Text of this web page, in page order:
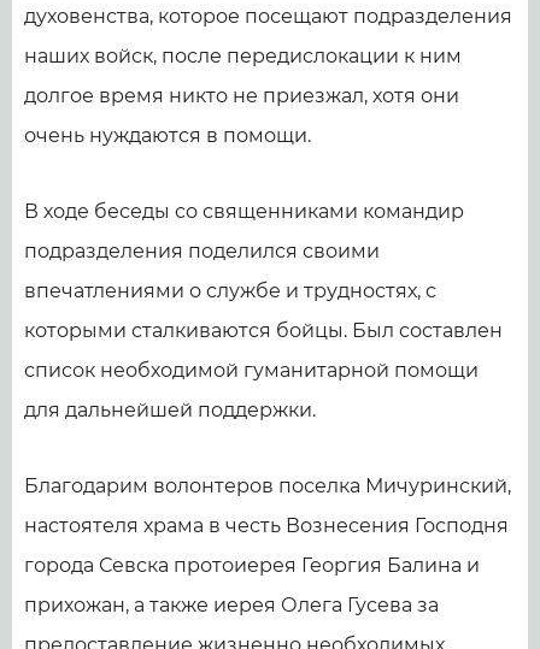
духовенства, которое посещают подразделения
наших войск, после передислокации к ним
долгое время никто не приезжал, хотя они
очень нуждаются в помощи.
В ходе беседы со священниками командир
подразделения поделился своими
впечатлениями о службе и трудностях, с
которыми сталкиваются бойцы. Был составлен
список необходимой гуманитарной помощи
для дальнейшей поддержки.
Благодарим волонтеров поселка Мичуринский,
настоятеля храма в честь Вознесения Господня
города Севска протоиерея Георгия Балина и
прихожан, а также иерея Олега Гусева за